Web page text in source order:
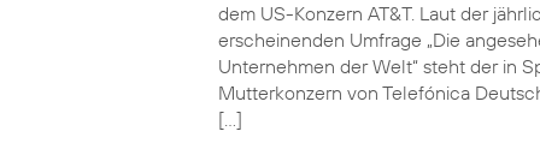
dem US-Konzern AT&T. Laut der
erscheinenden Umfrage „Die
Unternehmen der Welt“ steht der in
Mutterkonzern von Telefónica
[…]